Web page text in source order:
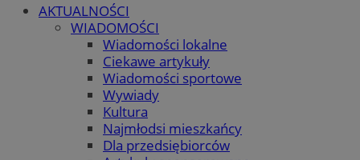
AKTUALNOŚCI
WIADOMOŚCI
Wiadomości lokalne
Ciekawe artykuły
Wiadomości sportowe
Wywiady
Kultura
Najmłodsi mieszkańcy
Dla przedsiębiorców